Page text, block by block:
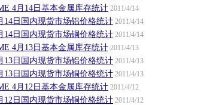
4月14日基本金属库存统计 2011/4/14
14日国内现货市场铝价格统计 2011/4/14
14日国内现货市场铜价格统计 2011/4/14
4月13日基本金属库存统计 2011/4/13
13日国内现货市场铝价格统计 2011/4/13
13日国内现货市场铜价格统计 2011/4/13
4月12日基本金属库存统计 2011/4/12
12日国内现货市场铜价格统计 2011/4/12